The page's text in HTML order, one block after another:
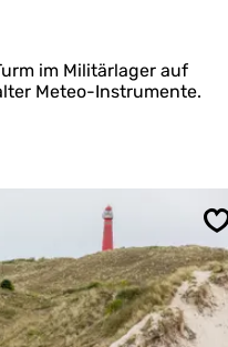
im Militärlager auf
Meteo-Instrumente.